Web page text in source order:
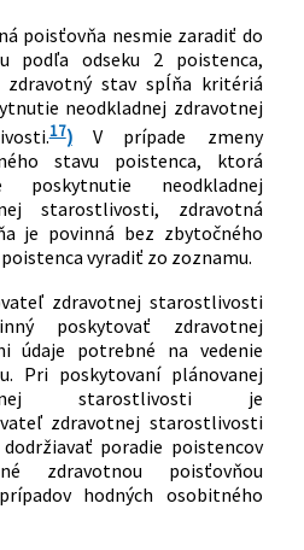
a technológie v zdravotníctve
a doplnení niektorých
o kategorizácii ústavnej
starostlivosti a o zmene a
niektorých zákonov
ktorým sa mení a dopĺňa zákon
2008 Z. z. o výchove a vzdelávaní
zákon) a o zmene a doplnení
zákonov v znení neskorších
a ktorým sa menia a
niektoré zákony
ktorým sa mení a dopĺňa zákon
2004 Z. z. o poskytovateľoch
starostlivosti,
pracovníkoch,
organizáciách v
a o zmene a doplnení
zákonov v znení neskorších
poisťovňa nesmie zaradiť do
podľa odseku 2 poistenca,
zdravotný stav spĺňa kritériá
neodkladnej zdravotnej
17)V prípade zmeny
stavu poistenca, ktorá
poskytnutie neodkladnej
starostlivosti, zdravotná
je povinná bez zbytočného
vyradiť zo zoznamu.
zdravotnej starostlivosti
poskytovať zdravotnej
údaje potrebné na vedenie
Pri poskytovaní plánovanej
starostlivosti je
zdravotnej starostlivosti
dodržiavať poradie poistencov
zdravotnou poisťovňou
hodných osobitného